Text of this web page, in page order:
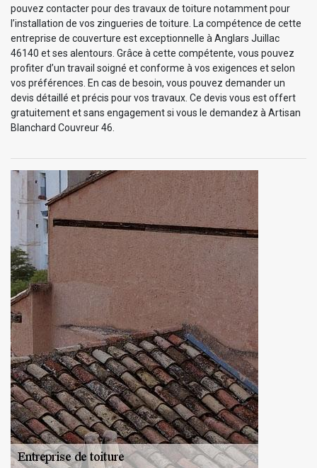
pouvez contacter pour des travaux de toiture notamment pour
l’installation de vos zingueries de toiture. La compétence de cette
entreprise de couverture est exceptionnelle à Anglars Juillac
46140 et ses alentours. Grâce à cette compétente, vous pouvez
profiter d’un travail soigné et conforme à vos exigences et selon
vos préférences. En cas de besoin, vous pouvez demander un
devis détaillé et précis pour vos travaux. Ce devis vous est offert
gratuitement et sans engagement si vous le demandez à Artisan
Blanchard Couvreur 46.